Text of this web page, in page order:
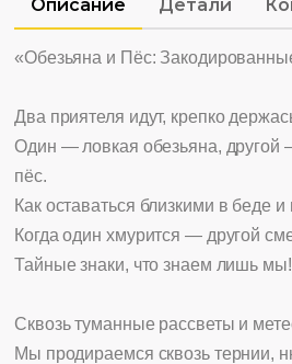
Описание Детали
«Обезьяна и Пёс:
Два приятеля идут, крепко
Один — ловкая обезьяна,
пёс.
Как оставаться близкими в беде и
Когда один хмурится — другой
Тайные знаки, что знаем лишь мы!
Сквозь туманные рассветы и
Мы продираемся сквозь тернии,